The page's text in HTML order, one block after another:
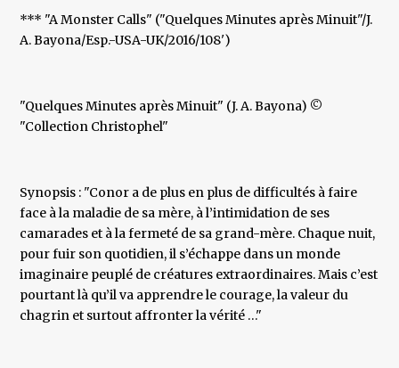
*** "A Monster Calls" ("Quelques Minutes après Minuit"/J.
A. Bayona/Esp.-USA-UK/2016/108')
"Quelques Minutes après Minuit" (J. A. Bayona) ©
"Collection Christophel"
Synopsis : "Conor a de plus en plus de difficultés à faire
face à la maladie de sa mère, à l’intimidation de ses
camarades et à la fermeté de sa grand-mère. Chaque nuit,
pour fuir son quotidien, il s’échappe dans un monde
imaginaire peuplé de créatures extraordinaires. Mais c’est
pourtant là qu’il va apprendre le courage, la valeur du
chagrin et surtout affronter la vérité …"